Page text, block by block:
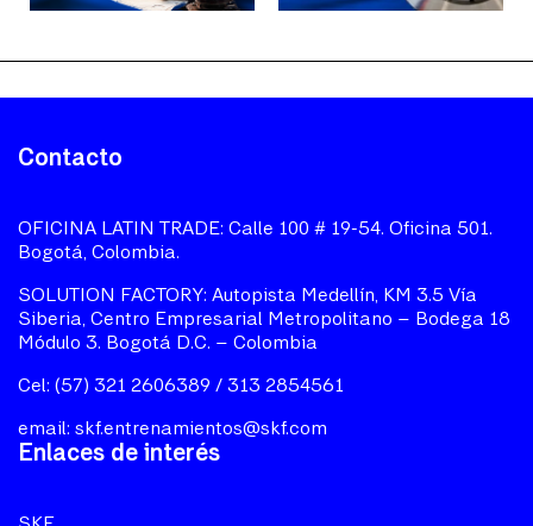
Contacto
OFICINA LATIN TRADE: Calle 100 # 19-54. Oficina 501.
Bogotá, Colombia.
SOLUTION FACTORY: Autopista Medellín, KM 3.5 Vía
Siberia, Centro Empresarial Metropolitano – Bodega 18
Módulo 3. Bogotá D.C. – Colombia
Cel: (57) 321 2606389 / 313 2854561
email: skf.entrenamientos@skf.com
Enlaces de interés